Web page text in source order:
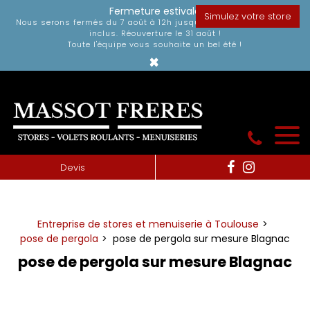
Fermeture estivale
Nous serons fermés du 7 août à 12h jusqu'au dimanche 30 août
inclus. Réouverture le 31 août !
Toute l'équipe vous souhaite un bel été !
×
Simulez votre store
Devis
Entreprise de stores et menuiserie à Toulouse
pose de pergola
pose de pergola sur mesure Blagnac
pose de pergola sur mesure Blagnac
Panneau de gestion des cookies